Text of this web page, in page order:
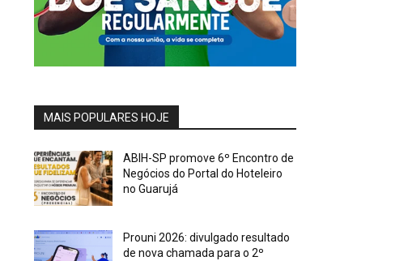
MAIS POPULARES HOJE
ABIH-SP promove 6º Encontro de
Negócios do Portal do Hoteleiro
no Guarujá
Prouni 2026: divulgado resultado
de nova chamada para o 2º